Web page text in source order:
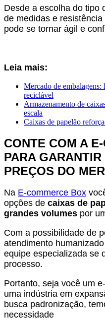
Desde a escolha do tipo
de medidas e
pode se tornar ágil e
Leia mais:
Mercado de
reciclável
Armazenamento de
escala
Caixas de papelão
CONTE COM A
PARA
PREÇOS DO
Na E-commerce Box
opções de caixas de
grandes volumes por
Com a possibilidade de
atendimento
equipe especializada se
processo.
Portanto, seja você um
uma indústria em
busca padronização,
necessidade